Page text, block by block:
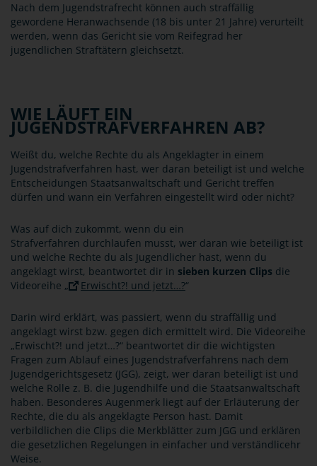
Nach dem Jugendstrafrecht können auch straffällig
gewordene Heranwachsende (18 bis unter 21 Jahre) verurteilt
werden, wenn das Gericht sie vom Reifegrad her
jugendlichen Straftätern gleichsetzt.
WIE LÄUFT EIN
JUGENDSTRAFVERFAHREN AB?
Weißt du, welche Rechte du als Angeklagter in einem
Jugendstrafverfahren hast, wer daran beteiligt ist und welche
Entscheidungen Staatsanwaltschaft und Gericht treffen
dürfen und wann ein Verfahren eingestellt wird oder nicht?
Was auf dich zukommt, wenn du ein
Strafverfahren durchlaufen musst, wer daran wie beteiligt ist
und welche Rechte du als Jugendlicher hast, wenn du
angeklagt wirst, beantwortet dir in sieben kurzen Clips die
Videoreihe „
Erwischt?! und jetzt…?“
Darin wird erklärt, was passiert, wenn du straffällig und
angeklagt wirst bzw. gegen dich ermittelt wird. Die Videoreihe
„Erwischt?! und jetzt…?“ beantwortet dir die wichtigsten
Fragen zum Ablauf eines Jugendstrafverfahrens nach dem
Jugendgerichtsgesetz (JGG), zeigt, wer daran beteiligt ist und
welche Rolle z. B. die Jugendhilfe und die Staatsanwaltschaft
haben. Besonderes Augenmerk liegt auf der Erläuterung der
Rechte, die du als angeklagte Person hast. Damit
verbildlichen die Clips die Merkblätter zum JGG und erklären
die gesetzlichen Regelungen in einfacher und verständlicehr
Weise.